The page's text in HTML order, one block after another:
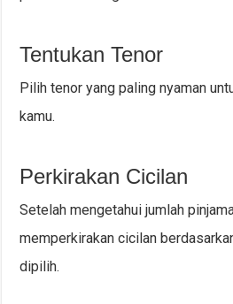
Tentukan Tenor
Pilih tenor yang paling nyaman
kamu.
Perkirakan Cicilan
Setelah mengetahui jumlah
memperkirakan cicilan
dipilih.